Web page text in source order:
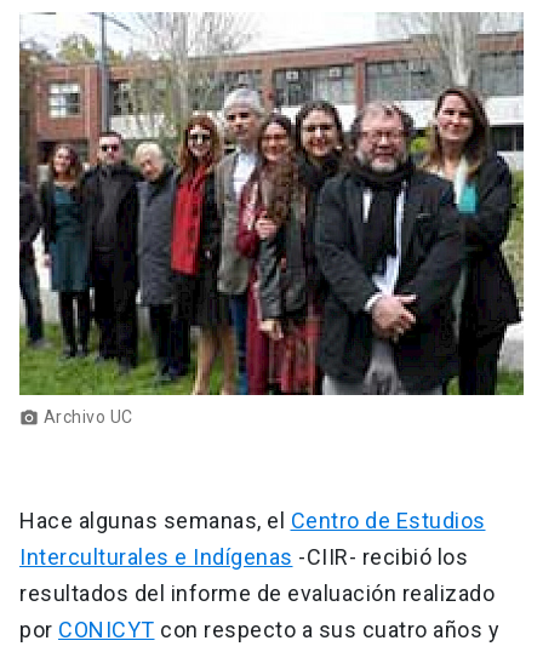
Vecinos
Medios Biblioteca launch
Donaciones launch
photo_camera Archivo UC
Hace algunas semanas, el Centro de Estudios
Interculturales e Indígenas -CIIR- recibió los
resultados del informe de evaluación realizado
por CONICYT con respecto a sus cuatro años y